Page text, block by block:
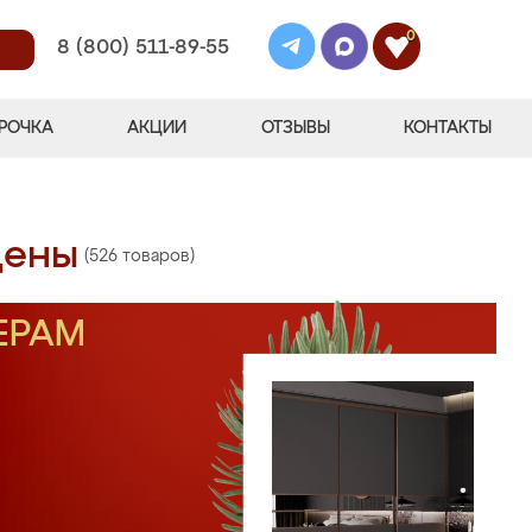
8 (800) 511-89-55
0
АКЦИИ ОТЗЫВЫ КОНТАКТЫ
(526 товаров)